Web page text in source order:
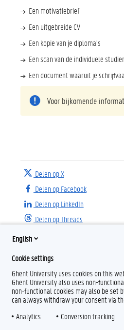
Een motivatiebrief
Een uitgebreide CV
Een kopie van je diploma’s
Een scan van de individuele
Een document waaruit je
Voor bijkomende
Delen op X
Delen op Facebook
Delen op LinkedIn
Delen op Threads
English
Cookie settings
Ghent University uses cookies on this
Ghent University also uses non-
non-functional cookies may also be set
can always withdraw your consent via
Analytics
Conversion tracking